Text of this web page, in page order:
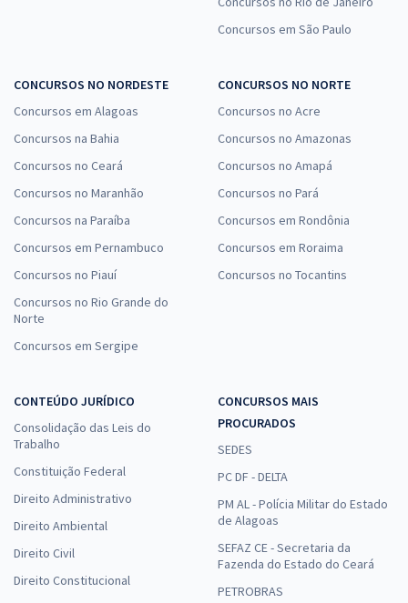
Concursos em São Paulo
CONCURSOS NO NORDESTE
Concursos em Alagoas
Concursos na Bahia
Concursos no Ceará
Concursos no Maranhão
Concursos na Paraíba
Concursos em Pernambuco
Concursos no Piauí
Concursos no Rio Grande do
Norte
Concursos em Sergipe
CONCURSOS NO NORTE
Concursos no Acre
Concursos no Amazonas
Concursos no Amapá
Concursos no Pará
Concursos em Rondônia
Concursos em Roraima
Concursos no Tocantins
CONTEÚDO JURÍDICO
Consolidação das Leis do
Trabalho
Constituição Federal
Direito Administrativo
Direito Ambiental
Direito Civil
Direito Constitucional
CONCURSOS MAIS
PROCURADOS
SEDES
PC DF - DELTA
PM AL - Polícia Militar do Estado
de Alagoas
SEFAZ CE - Secretaria da
Fazenda do Estado do Ceará
PETROBRAS